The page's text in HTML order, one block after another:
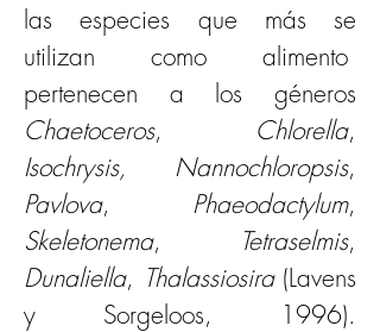
las especies que más se
utilizan como alimento
Chaetoceros, Chlorella
Isochrysis, Nannochloropsis
Pavlova, Phaeodactylum
Skeletonema, Tetraselmis
Dunaliella, Thalassiosira (Lavens
y Sorgeloos, 1996).